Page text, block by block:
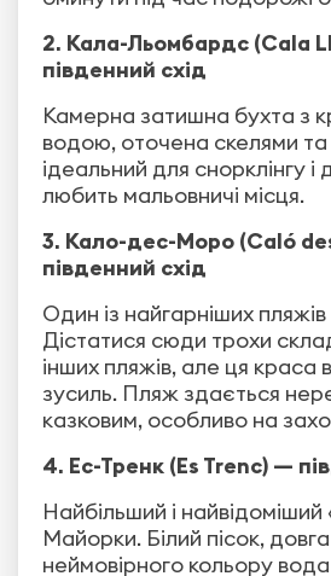
2. Кала-Льомбардс (Cala
південний схід
Камерна затишна бухта з
водою, оточена скелями
ідеальний для снорклінгу і
любить мальовничі місця.
3. Кало-дес-Моро (Caló
південний схід
Один із найгарніших
Дістатися сюди трохи
інших пляжів, але ця краса
зусиль. Пляж здається
казковим, особливо на
4. Ес-Тренк (Es Trenc) —
Найбільший і
Майорки. Білий пісок, довга
неймовірного кольору